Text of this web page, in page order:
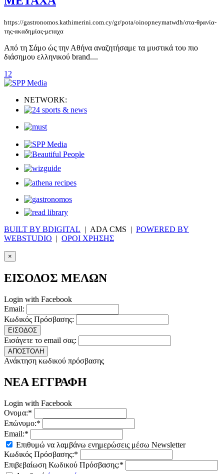
https://gastronomos.kathimerini.com.cy/gr/pota/oinopneymatwdh/στα-θρανία-
της-ακαδημίας-μεταχα
Από τη Σάμο ώς την Αθήνα αναζητήσαμε τα μυστικά του πιο
διάσημου ελληνικού brand....
1 2
NETWORK:
BUILT BY BDIGITAL | ADA CMS | POWERED BY
WEBSTUDIO | ΟΡΟΙ ΧΡΗΣΗΣ
×
ΕΙΣΟΔΟΣ ΜΕΛΩΝ
Login with Facebook
Email:
Κωδικός Πρόσβασης:
ΕΙΣΟΔΟΣ
Εισάγετε το email σας:
ΑΠΟΣΤΟΛΗ
Ανάκτηση κωδικού πρόσβασης
ΝΕΑ ΕΓΓΡΑΦΗ
Login with Facebook
Ονομα:*
Επώνυμο:*
Email:*
Επιθυμώ να λαμβάνω ενημερώσεις μέσω Newsletter
Κωδικός Πρόσβασης:*
Επιβεβαίωση Κωδικού Πρόσβασης:*